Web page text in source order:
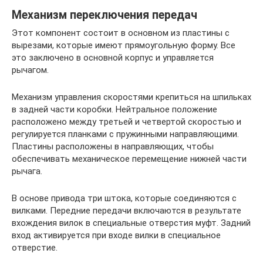
Механизм переключения передач
Этот компонент состоит в основном из пластины с
вырезами, которые имеют прямоугольную форму. Все
это заключено в основной корпус и управляется
рычагом.
Механизм управления скоростями крепиться на шпильках
в задней части коробки. Нейтральное положение
расположено между третьей и четвертой скоростью и
регулируется планками с пружинными направляющими.
Пластины расположены в направляющих, чтобы
обеспечивать механическое перемещение нижней части
рычага.
В основе привода три штока, которые соединяются с
вилками. Передние передачи включаются в результате
вхождения вилок в специальные отверстия муфт. Задний
вход активируется при входе вилки в специальное
отверстие.